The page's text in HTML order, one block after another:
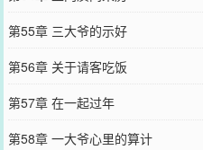
第55章 三大爷的示好
第56章 关于请客吃饭
第57章 在一起过年
第58章 一大爷心里的算计